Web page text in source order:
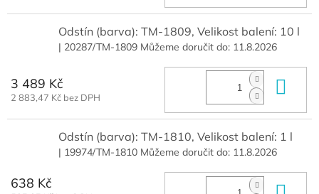
Odstín (barva): TM-1809, Velikost balení: 10 l
| 20287/TM-1809 Můžeme doručit do: 11.8.2026
3 489 Kč
2 883,47 Kč bez DPH
Odstín (barva): TM-1810, Velikost balení: 1 l
| 19974/TM-1810 Můžeme doručit do: 11.8.2026
638 Kč